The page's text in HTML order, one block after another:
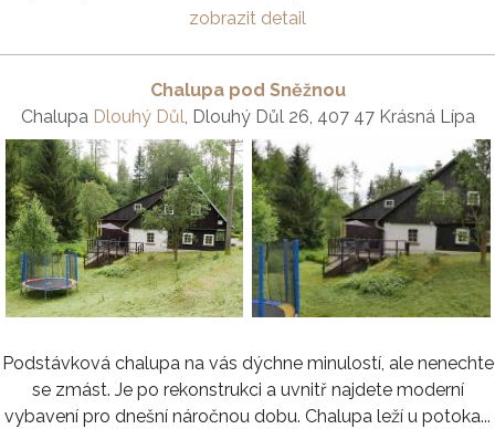
zobrazit detail
Chalupa pod Sněžnou
Chalupa Dlouhý Důl, Dlouhý Důl 26, 407 47 Krásná Lípa
Podstávková chalupa na vás dýchne minulostí, ale nenechte
se zmást. Je po rekonstrukci a uvnitř najdete moderní
vybavení pro dnešní náročnou dobu. Chalupa leží u potoka...